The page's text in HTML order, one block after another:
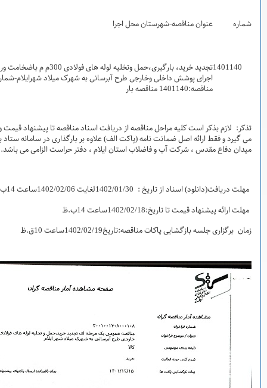
مدت پیمان
تجدید خرید، بارگیری،حمل وتخلیه لوله های فولادی 300م م باضخامت ورق5با
آبرسانی به شهرک میلاد شهرایلام-شماره
2
2,327,972,400
اسناد مناقصه تا پیشنهاد قیمت و بازگشایی پاکات از طریق سامانه ستاد انجام
علاوه بر بارگذاری در سامانه ستاد بصورت فیزیکی به دبیر خانه حراست واقع در
ایلام ، دفتر حراست الزامی می باشد.
10ق.ظ